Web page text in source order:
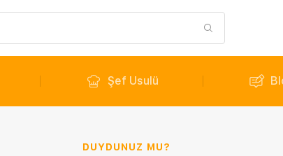
Şef Usulü
DUYDUNUZ MU?